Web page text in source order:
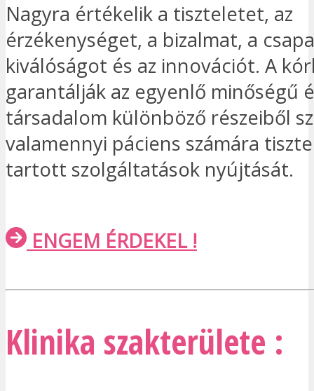
Nagyra értékelik a tiszteletet, az
érzékenységet, a bizalmat, a
kiválóságot és az innovációt. A
garantálják az egyenlő minőségű
társadalom különböző részeiből
valamennyi páciens számára
tartott szolgáltatások nyújtását.
ENGEM ÉRDEKEL !
Klinika szakterülete :